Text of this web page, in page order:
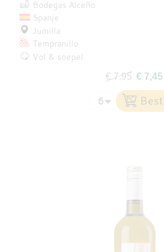
Bodegas Alceño
Spanje
Jumilla
Tempranillo
Vol & soepel
€ 7,95 € 7,45